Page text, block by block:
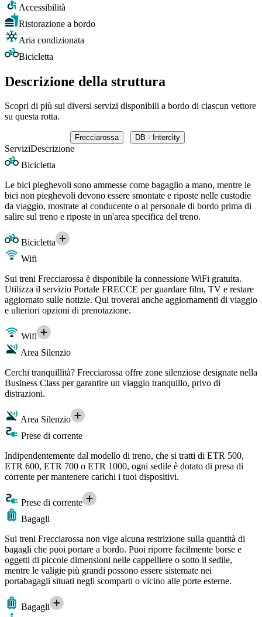
Accessibilità
Ristorazione a bordo
Aria condizionata
Bicicletta
Descrizione della struttura
Scopri di più sui diversi servizi disponibili a bordo di ciascun vettore
su questa rotta.
Frecciarossa DB - Intercity
ServiziDescrizione
Bicicletta
Le bici pieghevoli sono ammesse come bagaglio a mano, mentre le
bici non pieghevoli devono essere smontate e riposte nelle custodie
da viaggio, mostrate al conducente o al personale di bordo prima di
salire sul treno e riposte in un'area specifica del treno.
Bicicletta
Wifi
Sui treni Frecciarossa è disponibile la connessione WiFi gratuita.
Utilizza il servizio Portale FRECCE per guardare film, TV e restare
aggiornato sulle notizie. Qui troverai anche aggiornamenti di viaggio
e ulteriori opzioni di prenotazione.
Wifi
Area Silenzio
Cerchi tranquillità? Frecciarossa offre zone silenziose designate nella
Business Class per garantire un viaggio tranquillo, privo di
distrazioni.
Area Silenzio
Prese di corrente
Indipendentemente dal modello di treno, che si tratti di ETR 500,
ETR 600, ETR 700 o ETR 1000, ogni sedile è dotato di presa di
corrente per mantenere carichi i tuoi dispositivi.
Prese di corrente
Bagagli
Sui treni Frecciarossa non vige alcuna restrizione sulla quantità di
bagagli che puoi portare a bordo. Puoi riporre facilmente borse e
oggetti di piccole dimensioni nelle cappelliere o sotto il sedile,
mentre le valigie più grandi possono essere sistemate nei
portabagagli situati negli scomparti o vicino alle porte esterne.
Bagagli